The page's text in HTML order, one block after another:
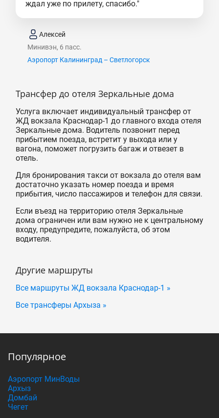
ждал уже по прилету, спасибо."
Алексей
Минивэн, 6 пасс.
Аэропорт Калининград – Светлогорск
Трансфер до отеля Зеркальные дома
Услуга включает индивидуальный трансфер от
ЖД вокзала Краснодар-1 до главного входа отеля
Зеркальные дома. Водитель позвонит перед
прибытием поезда, встретит у выхода или у
вагона, поможет погрузить багаж и отвезет в
отель.
Для бронирования такси от вокзала до отеля вам
достаточно указать номер поезда и время
прибытия, число пассажиров и телефон для связи.
Если въезд на территорию отеля Зеркальные
дома ограничен или вам нужно не к центральному
входу, предупредите, пожалуйста, об этом
водителя.
Другие маршруты
Все маршруты ЖД вокзала Краснодар-1 »
Все трансферы Архыза »
Популярное
Аэропорт МинВоды
Архыз
Домбай
Чегет